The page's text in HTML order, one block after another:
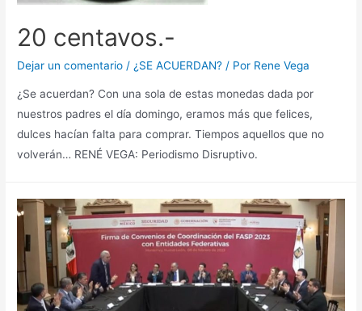
20 centavos.-
Dejar un comentario / ¿SE ACUERDAN? / Por Rene Vega
¿Se acuerdan? Con una sola de estas monedas dada por
nuestros padres el día domingo, eramos más que felices,
dulces hacían falta para comprar. Tiempos aquellos que no
volverán… RENÉ VEGA: Periodismo Disruptivo.